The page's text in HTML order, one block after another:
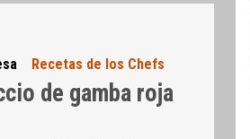
Recetas de los Chefs
de gamba roja